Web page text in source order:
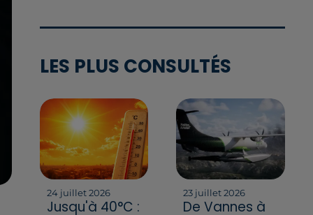
LES PLUS CONSULTÉS
24 juillet 2026
Jusqu'à 40°C :
23 juillet 2026
De Vannes à